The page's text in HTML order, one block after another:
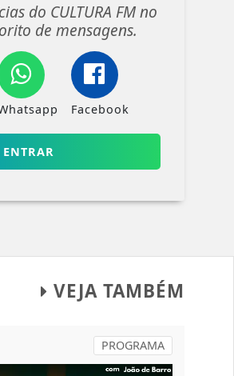
do CULTURA FM no
de mensagens.
Facebook
ENTRAR
VEJA TAMBÉM
PROGRAMA